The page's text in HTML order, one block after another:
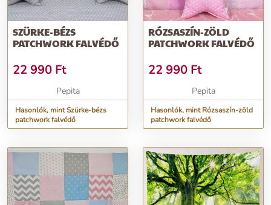
SZÜRKE-BÉZS
PATCHWORK FALVÉDŐ
22 990 Ft
Pepita
Hasonlók, mint Szürke-bézs
patchwork falvédő
RÓZSASZÍN-ZÖLD
PATCHWORK FALVÉDŐ
22 990 Ft
Pepita
Hasonlók, mint Rózsaszín-zöld
patchwork falvédő